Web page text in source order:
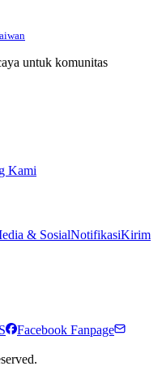
untuk komunitas
Kami
& SosialNotifikasiKirim
Facebook Fanpage